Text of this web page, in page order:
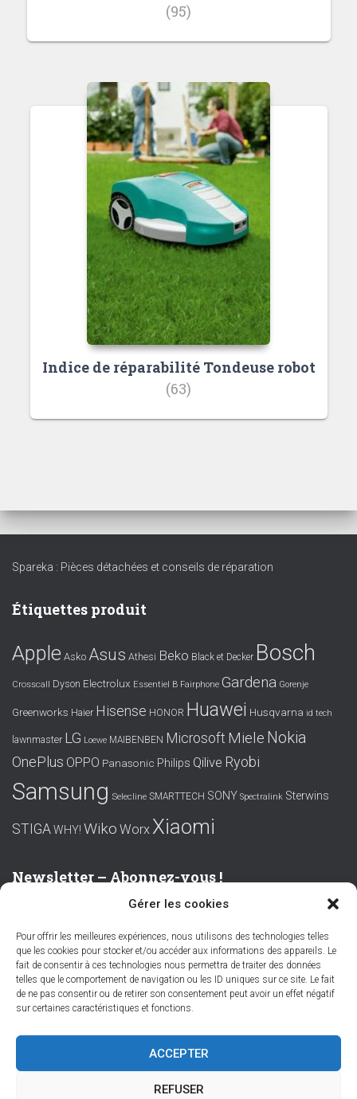
Gérer les cookies
Pour offrir les meilleures expériences, nous utilisons des technologies telles
que les cookies pour stocker et/ou accéder aux informations des appareils. Le
fait de consentir à ces technologies nous permettra de traiter des données
telles que le comportement de navigation ou les ID uniques sur ce site. Le fait
de ne pas consentir ou de retirer son consentement peut avoir un effet négatif
sur certaines caractéristiques et fonctions.
ACCEPTER
REFUSER
(95)
Indice de réparabilité Tondeuse robot
(63)
Spareka : Pièces détachées et conseils de réparation
Étiquettes produit
Apple Asko Asus Athesi Beko Black et Decker Bosch
Crosscall Dyson Electrolux Essentiel B Fairphone Gardena Gorenje
Greenworks Haier Hisense HONOR Huawei Husqvarna id tech
lawnmaster LG Loewe MAIBENBEN Microsoft Miele Nokia
OnePlus OPPO Panasonic Philips Qilive Ryobi
Samsung Selecline SMARTTECH SONY Spectralink Sterwins
STIGAWHY! Wiko Worx Xiaomi
Newsletter – Abonnez-vous !
Prénom ou nom complet
Email